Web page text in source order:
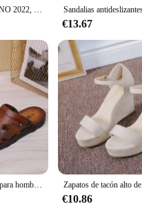
NOVEDAD DE VERANO 2022, sandalias para hombre con diseño de agujero de coco, zapatos de playa de talla grande Eva para parejas, zapatillas con suela de plástico al por mayor
€13.67
Zapatos de punta abierta para hombre, sandalias antideslizantes de alta calidad para la playa, calzado transpirable de dos usos, zapatos de verano para exteriores
€10.86